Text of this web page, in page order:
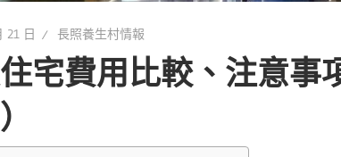
21 日 長照養生村情報
宅費用比較、注意事